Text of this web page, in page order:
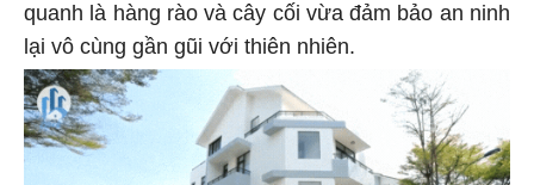
quanh là hàng rào và cây cối vừa đảm bảo an ninh
lại vô cùng gần gũi với thiên nhiên.